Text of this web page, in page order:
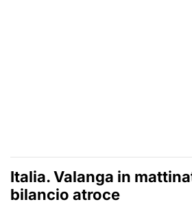
Italia. Valanga in
bilancio atroce